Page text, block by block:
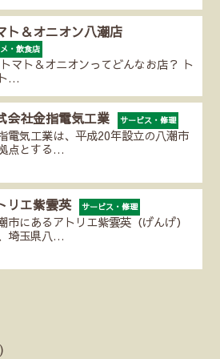
ト＆オニオン八潮店
・飲食店
マト＆オニオンってどんなお店？ ト
…
会社金指電気工業 サービス・修理
電気工業は、平成20年設立の八潮市
点とする…
リエ紫雲英 サービス・修理
市にあるアトリエ紫雲英（げんげ）
埼玉県八…